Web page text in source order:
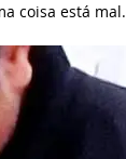
coisa está mal.